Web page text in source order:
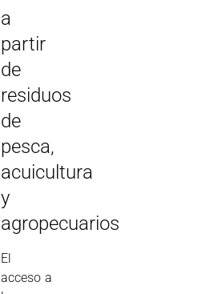
a
partir
de
residuos
de
pesca,
acuicultura
y
agropecuarios
El
acceso a